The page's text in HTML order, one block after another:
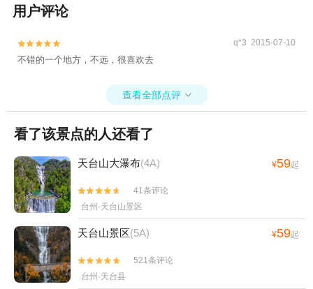
用户评论

 q*3 2015-07-10
不错的一个地方，不远，很喜欢去
查看全部点评 
看了该景点的人还看了
天台山大瀑布(4A) ¥59起


41条评论
台州·天台山景区
天台山景区(5A) ¥59起


521条评论
台州·天台县